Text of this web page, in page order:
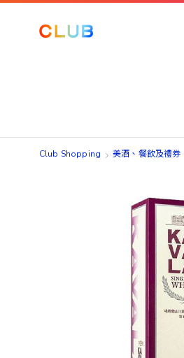
Club Shopping 美酒、餐飲及禮券​